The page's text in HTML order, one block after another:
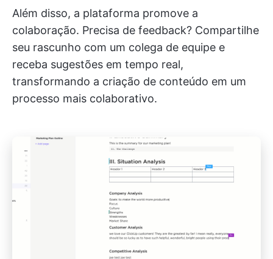
Além disso, a plataforma promove a
colaboração. Precisa de feedback? Compartilhe
seu rascunho com um colega de equipe e
receba sugestões em tempo real,
transformando a criação de conteúdo em um
processo mais colaborativo.